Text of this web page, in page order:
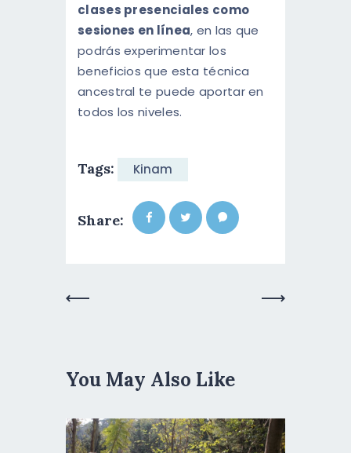
clases presenciales como
sesiones en línea, en las que
podrás experimentar los
beneficios que esta técnica
ancestral te puede aportar en
todos los niveles.
Tags: Kinam
Share:
You May Also Like